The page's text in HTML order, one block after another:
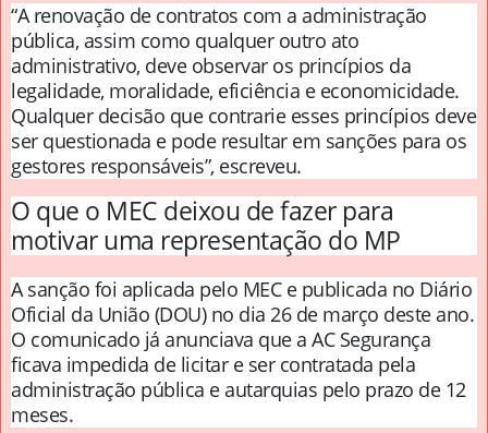
“A renovação de contratos com a administração
pública, assim como qualquer outro ato
administrativo, deve observar os princípios da
legalidade, moralidade, eficiência e economicidade.
Qualquer decisão que contrarie esses princípios deve
ser questionada e pode resultar em sanções para os
gestores responsáveis”, escreveu.
O que o MEC deixou de fazer para
motivar uma representação do MP
A sanção foi aplicada pelo MEC e publicada no Diário
Oficial da União (DOU) no dia 26 de março deste ano.
O comunicado já anunciava que a AC Segurança
ficava impedida de licitar e ser contratada pela
administração pública e autarquias pelo prazo de 12
meses.